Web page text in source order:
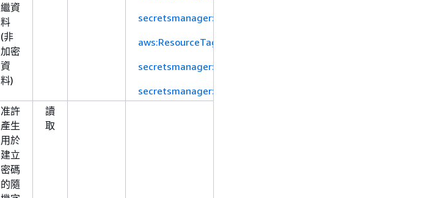
繼資
料
(非
加密
資
料)
secretsmanager:ResourceTag/tag-key
aws:ResourceTag/${TagKey}
secretsmanager:SecretPrimaryRegion
secretsmanager:resource/Type
准許
產生
用於
建立
密碼
的隨
讀
取